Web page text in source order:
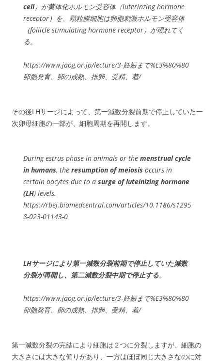
cell）が黄体化ホルモン受容体（luterinzing hormone
receptor）を、顆粒膜細胞は卵胞刺激ホルモン受容体
（follicle stimulating hormone receptor）が現れてく
る。
https://www.jaog.or.jp/lecture/3-妊娠まで%E3%80%80
卵胞発育、卵の成熟、排卵、受精、着/
その後LHサージによって、第一減数分裂前期で停止していた一
次卵母細胞の一部が、細胞周期を再開します。
During estrus phase in animals or the menstrual cycle
in humans, the resumption of meiosis occurs in
certain oocytes due to a surge of luteinizing hormone
(LH) levels.
https://rbej.biomedcentral.com/articles/10.1186/s1295
8-023-01143-0
LHサージにより第一減数分裂前期で停止していた減数
分裂が再開し、第二減数分裂中期で停止する。
https://www.jaog.or.jp/lecture/3-妊娠まで%E3%80%80
卵胞発育、卵の成熟、排卵、受精、着/
第一減数分裂の完結により細胞は２つに分裂しますが、細胞の
大きさには大きな偏りがあり、一方はほぼ同じ大きさなのに対